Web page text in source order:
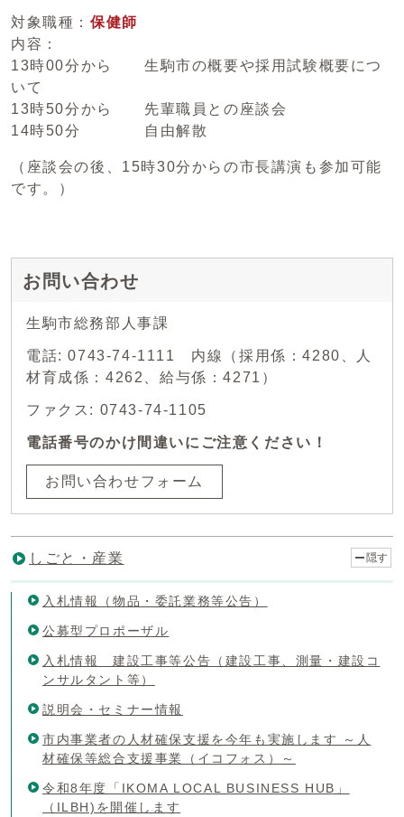
対象職種： 保健師
内容：
13時00分から 生駒市の概要や採用試験概要につ
いて
13時50分から 先輩職員との座談会
14時50分 自由解散
（座談会の後、15時30分からの市長講演も参加可能
です。）
お問い合わせ
生駒市総務部人事課
電話: 0743-74-1111 内線（採用係：4280、人
材育成係：4262、給与係：4271）
ファクス: 0743-74-1105
電話番号のかけ間違いにご注意ください！
お問い合わせフォーム
しごと・産業 隠す
入札情報（物品・委託業務等公告）
公募型プロポーザル
入札情報 建設工事等公告（建設工事、測量・建設コ
ンサルタント等）
説明会・セミナー情報
市内事業者の人材確保支援を今年も実施します ～人
材確保等総合支援事業（イコフォス）～
令和8年度「IKOMA LOCAL BUSINESS HUB」
（ILBH)を開催します